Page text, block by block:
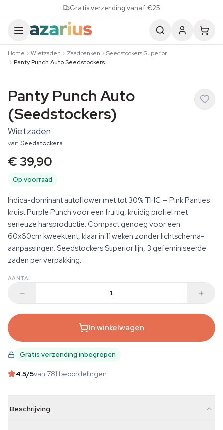
Gratis verzending vanaf €25
Home Wietzaden Zaadbanken
Seedstockers Superior
Panty Punch Auto Seedstockers
Panty Punch Auto
(Seedstockers)
Wietzaden
van Seedstockers
€ 39,90
Op voorraad
Indica-dominant autoflower met tot 30% THC — Pink Panties
kruist Purple Punch voor een fruitig, kruidig profiel met
serieuze harsproductie. Compact genoeg voor een
60x60cm kweektent, klaar in 11 weken zonder lichtschema-
aanpassingen. Seedstockers Superior lijn, 3 gefeminiseerde
zaden per verpakking.
AANTAL
In winkelwagen
Gratis verzending inbegrepen
4.5/5van 781 beoordelingen
Beschrijving